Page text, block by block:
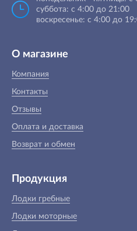
суббота: с 4:00 до 21:00
воскресенье: с 4:00 до
О магазине
Компания
Контакты
Отзывы
Оплата и доставка
Возврат и обмен
Продукция
Лодки гребные
Лодки моторные